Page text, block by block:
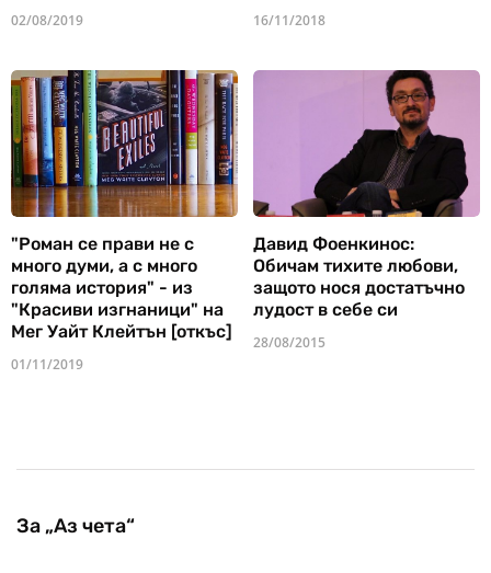
02/08/2019 16/11/2018
"Роман се прави не с
много думи, а с много
голяма история" - из
"Красиви изгнаници" на
Мег Уайт Клейтън [откъс]
01/11/2019
Давид Фоенкинос:
Обичам тихите любови,
защото нося достатъчно
лудост в себе си
28/08/2015
За „Аз чета“